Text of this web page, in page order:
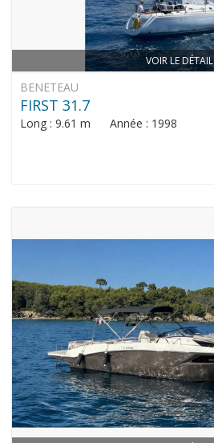
VOIR LE DÉTAIL
BENETEAU
FIRST 31.7
Long : 9.61 m Année : 1998